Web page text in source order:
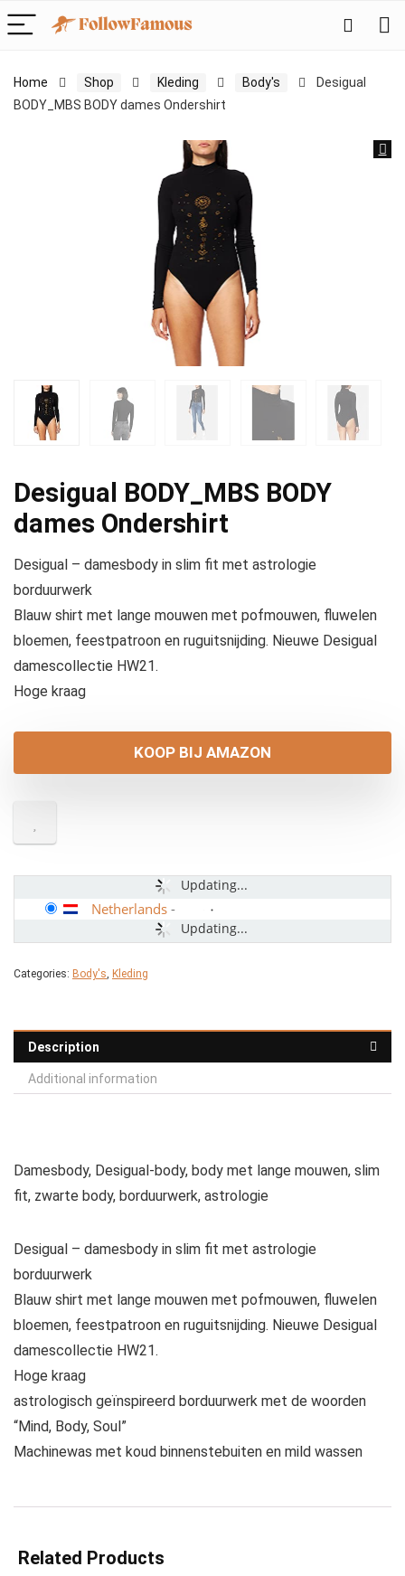
Home Shop Kleding Body's
Desigual
BODY_MBS BODY dames Ondershirt
Desigual BODY_MBS BODY
dames Ondershirt
Desigual – damesbody in slim fit met astrologie
borduurwerk
Blauw shirt met lange mouwen met pofmouwen, fluwelen
bloemen, feestpatroon en ruguitsnijding. Nieuwe Desigual
damescollectie HW21.
Hoge kraag
KOOP BIJ AMAZON
Updating...
Updating...
Netherlands -
Categories: Body's, Kleding
Description
Additional information
Damesbody, Desigual-body, body met lange mouwen, slim
fit, zwarte body, borduurwerk, astrologie
Desigual – damesbody in slim fit met astrologie
borduurwerk
Blauw shirt met lange mouwen met pofmouwen, fluwelen
bloemen, feestpatroon en ruguitsnijding. Nieuwe Desigual
damescollectie HW21.
Hoge kraag
astrologisch geïnspireerd borduurwerk met de woorden
“Mind, Body, Soul”
Machinewas met koud binnenstebuiten en mild wassen
Related Products